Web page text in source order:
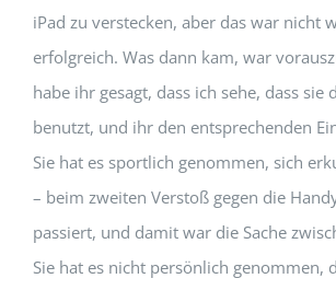
iPad zu verstecken, aber das war nicht
erfolgreich. Was dann kam, war
habe ihr gesagt, dass ich sehe, dass sie
benutzt, und ihr den entsprechenden
Sie hat es sportlich genommen, sich
– beim zweiten Verstoß gegen die
passiert, und damit war die Sache
Sie hat es nicht persönlich genommen,